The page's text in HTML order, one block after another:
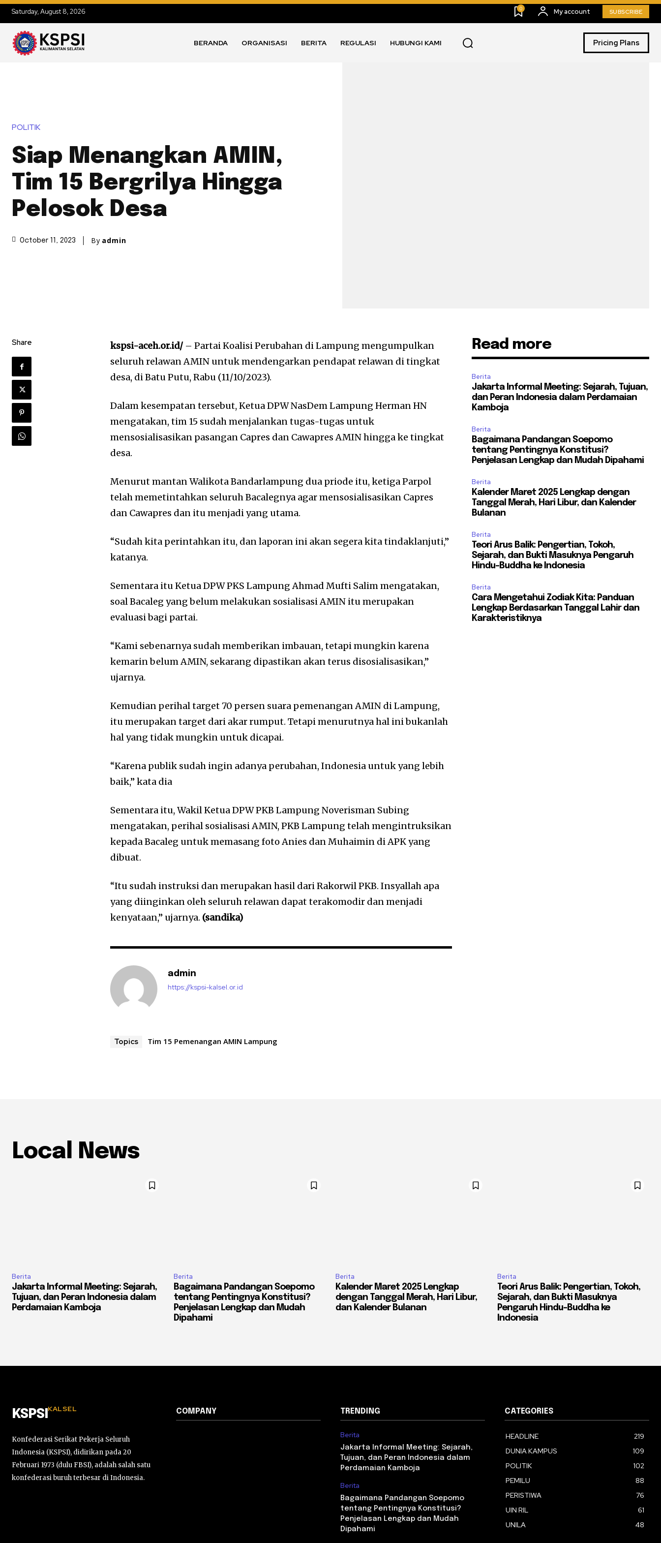
Saturday, August 8, 2026 0 My account SUBSCRIBE
BERANDA ORGANISASI BERITA REGULASI HUBUNGI KAMI Pricing Plans
POLITIK
Siap Menangkan AMIN,
Tim 15 Bergrilya Hingga
Pelosok Desa
October 11, 2023 By admin
Share kspsi-aceh.or.id/– Partai Koalisi Perubahan di Lampung mengumpulkan
seluruh relawan AMIN untuk mendengarkan pendapat relawan di tingkat
desa, di Batu Putu, Rabu (11/10/2023).
Dalam kesempatan tersebut, Ketua DPW NasDem Lampung Herman HN
mengatakan, tim 15 sudah menjalankan tugas-tugas untuk
mensosialisasikan pasangan Capres dan Cawapres AMIN hingga ke tingkat
desa.
Menurut mantan Walikota Bandarlampung dua priode itu, ketiga Parpol
telah memetintahkan seluruh Bacalegnya agar mensosialisasikan Capres
dan Cawapres dan itu menjadi yang utama.
“Sudah kita perintahkan itu, dan laporan ini akan segera kita tindaklanjuti,”
katanya.
Sementara itu Ketua DPW PKS Lampung Ahmad Mufti Salim mengatakan,
soal Bacaleg yang belum melakukan sosialisasi AMIN itu merupakan
evaluasi bagi partai.
“Kami sebenarnya sudah memberikan imbauan, tetapi mungkin karena
kemarin belum AMIN, sekarang dipastikan akan terus disosialisasikan,”
ujarnya.
Kemudian perihal target 70 persen suara pemenangan AMIN di Lampung,
itu merupakan target dari akar rumput. Tetapi menurutnya hal ini bukanlah
hal yang tidak mungkin untuk dicapai.
“Karena publik sudah ingin adanya perubahan, Indonesia untuk yang lebih
baik,” kata dia
Sementara itu, Wakil Ketua DPW PKB Lampung Noverisman Subing
mengatakan, perihal sosialisasi AMIN, PKB Lampung telah mengintruksikan
kepada Bacaleg untuk memasang foto Anies dan Muhaimin di APK yang
dibuat.
“Itu sudah instruksi dan merupakan hasil dari Rakorwil PKB. Insyallah apa
yang diinginkan oleh seluruh relawan dapat terakomodir dan menjadi
kenyataan,” ujarnya. (sandika)
admin
https://kspsi-kalsel.or.id
Topics Tim 15 Pemenangan AMIN Lampung
Read more
Berita
Jakarta Informal Meeting: Sejarah, Tujuan,
dan Peran Indonesia dalam Perdamaian
Kamboja
Berita
Bagaimana Pandangan Soepomo
tentang Pentingnya Konstitusi?
Penjelasan Lengkap dan Mudah Dipahami
Berita
Kalender Maret 2025 Lengkap dengan
Tanggal Merah, Hari Libur, dan Kalender
Bulanan
Berita
Teori Arus Balik: Pengertian, Tokoh,
Sejarah, dan Bukti Masuknya Pengaruh
Hindu-Buddha ke Indonesia
Berita
Cara Mengetahui Zodiak Kita: Panduan
Lengkap Berdasarkan Tanggal Lahir dan
Karakteristiknya
Local News
Berita
Jakarta Informal Meeting: Sejarah,
Tujuan, dan Peran Indonesia dalam
Perdamaian Kamboja
Berita
Bagaimana Pandangan Soepomo
tentang Pentingnya Konstitusi?
Penjelasan Lengkap dan Mudah
Dipahami
Berita
Kalender Maret 2025 Lengkap
dengan Tanggal Merah, Hari Libur,
dan Kalender Bulanan
Berita
Teori Arus Balik: Pengertian, Tokoh,
Sejarah, dan Bukti Masuknya
Pengaruh Hindu-Buddha ke
Indonesia
KSPSI KALSEL
Konfederasi Serikat Pekerja Seluruh
Indonesia (KSPSI), didirikan pada 20
Februari 1973 (dulu FBSI), adalah salah satu
konfederasi buruh terbesar di Indonesia.
COMPANY TRENDING
Berita
Jakarta Informal Meeting: Sejarah,
Tujuan, dan Peran Indonesia dalam
Perdamaian Kamboja
Berita
Bagaimana Pandangan Soepomo
tentang Pentingnya Konstitusi?
Penjelasan Lengkap dan Mudah
Dipahami
CATEGORIES
HEADLINE
219
DUNIA KAMPUS
109
POLITIK
102
PEMILU
88
PERISTIWA
76
UIN RIL
61
UNILA
48